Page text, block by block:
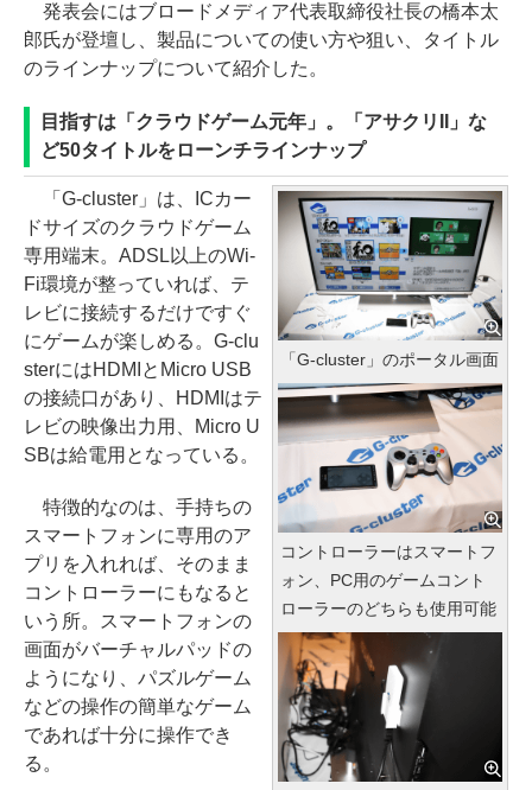
発表会にはブロードメディア代表取締役社長の橋本太
郎氏が登壇し、製品についての使い方や狙い、タイトル
のラインナップについて紹介した。
目指すは「クラウドゲーム元年」。「アサクリII」な
ど50タイトルをローンチラインナップ
「G-cluster」のポータル画面
コントローラーはスマートフ
ォン、PC用のゲームコント
ローラーのどちらも使用可能
「G-cluster」は、ICカー
ドサイズのクラウドゲーム
専用端末。ADSL以上のWi-
Fi環境が整っていれば、テ
レビに接続するだけですぐ
にゲームが楽しめる。G-clu
sterにはHDMIとMicro USB
の接続口があり、HDMIはテ
レビの映像出力用、Micro U
SBは給電用となっている。
特徴的なのは、手持ちの
スマートフォンに専用のア
プリを入れれば、そのまま
コントローラーにもなると
いう所。スマートフォンの
画面がバーチャルパッドの
ようになり、パズルゲーム
などの操作の簡単なゲーム
であれば十分に操作でき
る。